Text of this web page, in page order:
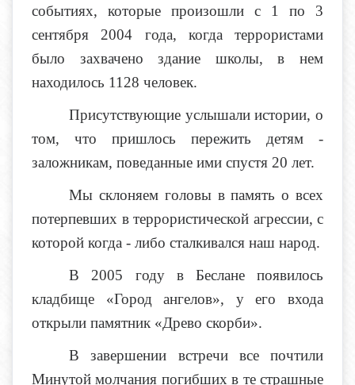
событиях, которые произошли с 1 по 3
сентября 2004 года, когда террористами
было захвачено здание школы, в нем
находилось 1128 человек.
Присутствующие услышали истории, о
том, что пришлось пережить детям -
заложникам, поведанные ими спустя 20 лет.
Мы склоняем головы в память о всех
потерпевших в террористической агрессии, с
которой когда - либо сталкивался наш народ.
В 2005 году в Беслане появилось
кладбище «Город ангелов», у его входа
открыли памятник «Древо скорби».
В завершении встречи все почтили
Минутой молчания погибших в те страшные